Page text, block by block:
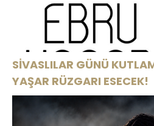
SİVASLILAR GÜNÜ
YAŞAR RÜZGARI ESECEK!